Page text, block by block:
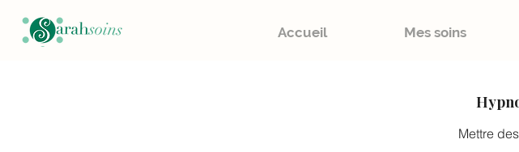
Accueil Mes soins
Mettre